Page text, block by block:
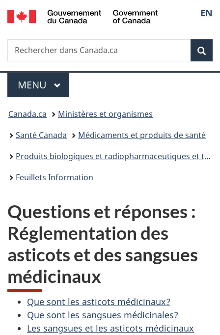
Passer
au
principal
Passer
à
Au
du
Passer
au
de
section
Passer
à
version
simplifiée
de
la
EN
Recherche
Rechercher
dans
Menu
MENU PRINCIPAL
Vous
êtes
ici :
Canada.ca
Ministères et organismes
Santé Canada
Médicaments et produits de santé
Produits biologiques et radiopharmaceutiques et thérapies génétiques
Feuillets Information
Questions et réponses :
Réglementation des
asticots et des sangsues
médicinaux
Que sont les asticots médicinaux?
Que sont les sangsues médicinales?
Les sangsues et les asticots médicinaux